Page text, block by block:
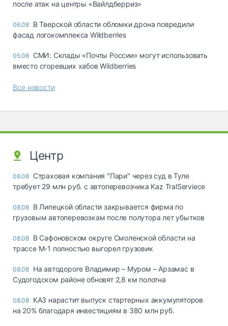
после атак на центры «Вайлдберриз»
06.08 В Тверской области обломки дрона повредили
фасад логокомплекса Wildberries
05.08 СМИ: Склады «Почты России» могут использовать
вместо сгоревших хабов Wildberries
Все новости
Центр
08.08 Страховая компания "Пари" через суд в Туле
требует 29 млн руб. с автоперевозчика Kaz TralServiece
08.08 В Липецкой области закрывается фирма по
грузовым автоперевозкам после полутора лет убытков
08.08 В Сафоновском округе Смоленской области на
трассе М-1 полностью выгорел грузовик
08.08 На автодороге Владимир – Муром – Арзамас в
Судогодском районе обновят 2,8 км полотна
08.08 КАЗ нарастит выпуск стартерных аккумуляторов
на 20% благодаря инвестициям в 380 млн руб.